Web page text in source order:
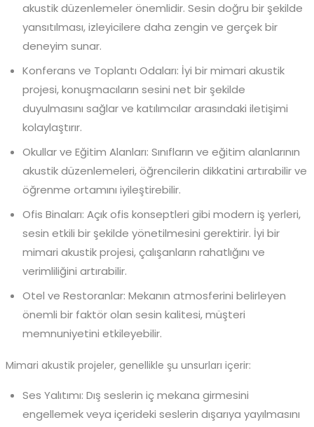
akustik düzenlemeler önemlidir. Sesin doğru bir şekilde
yansıtılması, izleyicilere daha zengin ve gerçek bir
deneyim sunar.
Konferans ve Toplantı Odaları: İyi bir mimari akustik
projesi, konuşmacıların sesini net bir şekilde
duyulmasını sağlar ve katılımcılar arasındaki iletişimi
kolaylaştırır.
Okullar ve Eğitim Alanları: Sınıfların ve eğitim alanlarının
akustik düzenlemeleri, öğrencilerin dikkatini artırabilir ve
öğrenme ortamını iyileştirebilir.
Ofis Binaları: Açık ofis konseptleri gibi modern iş yerleri,
sesin etkili bir şekilde yönetilmesini gerektirir. İyi bir
mimari akustik projesi, çalışanların rahatlığını ve
verimliliğini artırabilir.
Otel ve Restoranlar: Mekanın atmosferini belirleyen
önemli bir faktör olan sesin kalitesi, müşteri
memnuniyetini etkileyebilir.
Mimari akustik projeler, genellikle şu unsurları içerir:
Ses Yalıtımı: Dış seslerin iç mekana girmesini
engellemek veya içerideki seslerin dışarıya yayılmasını